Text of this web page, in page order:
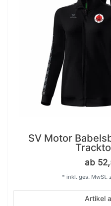
SV Motor
ab
Artikel
* inkl. ges. MwSt.